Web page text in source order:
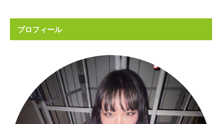
プロフィール